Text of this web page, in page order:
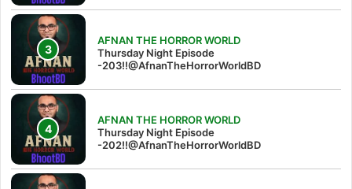
AFNAN THE HORROR WORLD
Thursday Night Episode
-203!!@AfnanTheHorrorWorldBD
AFNAN THE HORROR WORLD
Thursday Night Episode
-202!!@AfnanTheHorrorWorldBD